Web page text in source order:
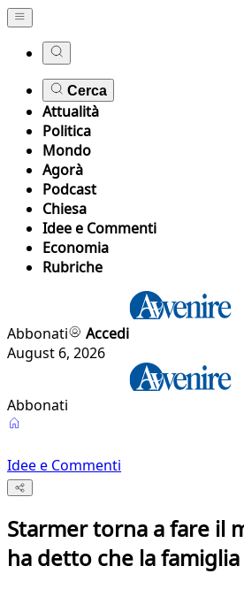
Cerca
Attualità
Politica
Mondo
Agorà
Podcast
Chiesa
Idee e Commenti
Economia
Rubriche
Abbonati
Accedi
August 6, 2026
Abbonati
Idee e Commenti
Starmer torna a fare il
ha detto che la famiglia